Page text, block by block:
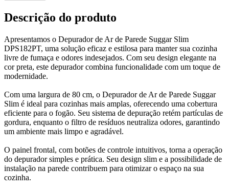
Descrição do produto
Apresentamos o Depurador de Ar de Parede Suggar Slim
DPS182PT, uma solução eficaz e estilosa para manter sua cozinha
livre de fumaça e odores indesejados. Com seu design elegante na
cor preta, este depurador combina funcionalidade com um toque de
modernidade.
Com uma largura de 80 cm, o Depurador de Ar de Parede Suggar
Slim é ideal para cozinhas mais amplas, oferecendo uma cobertura
eficiente para o fogão. Seu sistema de depuração retém partículas de
gordura, enquanto o filtro de resíduos neutraliza odores, garantindo
um ambiente mais limpo e agradável.
O painel frontal, com botões de controle intuitivos, torna a operação
do depurador simples e prática. Seu design slim e a possibilidade de
instalação na parede contribuem para otimizar o espaço na sua
cozinha.